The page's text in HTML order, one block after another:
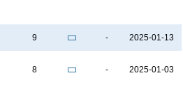
9 - 2025-01-13
8 - 2025-01-03